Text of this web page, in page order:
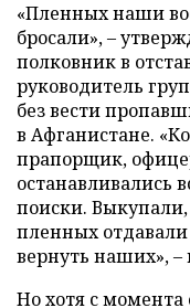
«Пленных наши
бросали», –
полковник в
руководитель
без вести
в Афганистане.
прапорщик,
останавливались
поиски. Выкупали,
пленных
вернуть наших», –
Но хотя с